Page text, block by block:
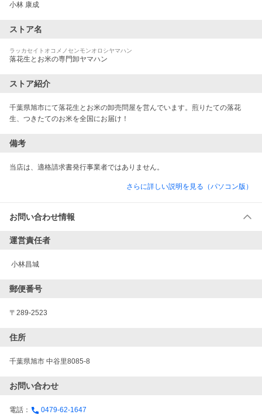
小林 康成
ストア名
ラッカセイトオコメノセンモンオロシヤマハン
落花生とお米の専門卸ヤマハン
ストア紹介
千葉県旭市にて落花生とお米の卸売問屋を営んでいます。煎りたての落花
生、つきたてのお米を全国にお届け！
備考
当店は、適格請求書発行事業者ではありません。
さらに詳しい説明を見る（パソコン版）
お問い合わせ情報
運営責任者
小林昌城
郵便番号
〒289-2523
住所
千葉県旭市 中谷里8085-8
お問い合わせ
電話：
0479-62-1647